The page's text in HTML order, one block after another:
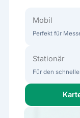
Mobil
Perfekt für
Stationär
Für den